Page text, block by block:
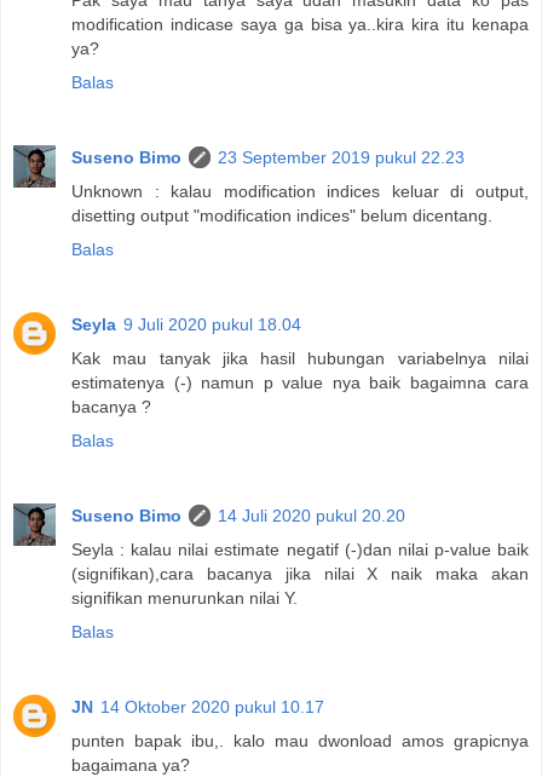
modification indicase saya ga bisa ya..kira kira itu kenapa
ya?
Balas
Suseno Bimo
23 September 2019 pukul 22.23
Unknown : kalau modification indices keluar di output,
disetting output "modification indices" belum dicentang.
Balas
Seyla 9 Juli 2020 pukul 18.04
Kak mau tanyak jika hasil hubungan variabelnya nilai
estimatenya (-) namun p value nya baik bagaimna cara
bacanya ?
Balas
Suseno Bimo
14 Juli 2020 pukul 20.20
Seyla : kalau nilai estimate negatif (-)dan nilai p-value baik
(signifikan),cara bacanya jika nilai X naik maka akan
signifikan menurunkan nilai Y.
Balas
JN 14 Oktober 2020 pukul 10.17
punten bapak ibu,. kalo mau dwonload amos grapicnya
bagaimana ya?